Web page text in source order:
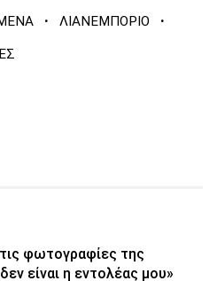
· ΛΙΑΝΕΜΠΟΡΙΟ ·
φωτογραφίες της
είναι η εντολέας μου»